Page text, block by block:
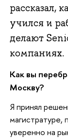
рассказал,
учился и
делают
компаниях.
Как вы
Москву?
Я принял
магистратуре,
уверенно на